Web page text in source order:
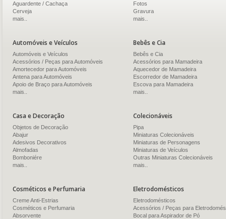
Aguardente / Cachaça
Cerveja
mais..
Fotos
Gravura
mais..
Automóveis e Veículos
Automóveis e Veículos
Acessórios / Peças para Automóveis
Amortecedor para Automóveis
Antena para Automóveis
Apoio de Braço para Automóveis
mais..
Bebês e Cia
Bebês e Cia
Acessórios para Mamadeira
Aquecedor de Mamadeira
Escorredor de Mamadeira
Escova para Mamadeira
mais..
Casa e Decoração
Objetos de Decoração
Abajur
Adesivos Decorativos
Almofadas
Bomboniére
mais..
Colecionáveis
Pipa
Miniaturas Colecionáveis
Miniaturas de Personagens
Miniaturas de Veículos
Outras Miniaturas Colecionáveis
mais..
Cosméticos e Perfumaria
Creme Anti-Estrias
Cosméticos e Perfumaria
Absorvente
Eletrodomésticos
Eletrodomésticos
Acessórios / Peças para
Bocal para Aspirador de Pó